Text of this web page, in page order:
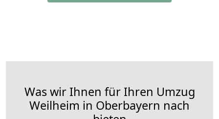
Was wir Ihnen für Ihren Umzug
Weilheim in Oberbayern nach